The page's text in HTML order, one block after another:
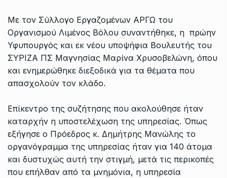
Με τον Σύλλογο Εργαζομένων ΑΡΓΩ του
Οργανισμού Λιμένος Βόλου συναντήθηκε, η πρώην
Υφυπουργός και εκ νέου υποψήφια Βουλευτής του
ΣΥΡΙΖΑ ΠΣ Μαγνησίας Μαρίνα Χρυσοβελώνη, όπου
και ενημερώθηκε διεξοδικά για τα θέματα που
απασχολούν τον κλάδο.
Επίκεντρο της συζήτησης που ακολούθησε ήταν
καταρχήν η υποστελέχωση της υπηρεσίας. Όπως
εξήγησε ο Πρόεδρος κ. Δημήτρης Μανώλης το
οργανόγραμμα της υπηρεσίας ήταν για 140 άτομα
και δυστυχώς αυτή την στιγμή, μετά τις περικοπές
που επήλθαν από τα μνημόνια, η υπηρεσία